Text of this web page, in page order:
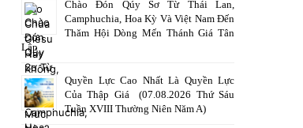
Chào Đón Qúy Sơ Từ Thái Lan,
Camphuchia, Hoa Kỳ Và Việt Nam Đến
Thăm Hội Dòng Mến Thánh Giá Tân
Lập
Quyền Lực Cao Nhất Là Quyền Lực
Của Thập Giá (07.08.2026 Thứ Sáu
Tuần XVIII Thường Niên Năm A)